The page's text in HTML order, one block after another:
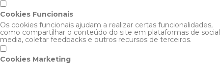
Cookies Funcionais
Os cookies funcionais ajudam a realizar certas funcionalidades,
como compartilhar o conteúdo do site em plataformas de social
media, coletar feedbacks e outros recursos de terceiros.
Cookies Marketing